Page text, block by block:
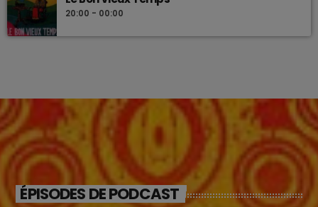
20:00 - 00:00
ÉPISODES DE PODCAST